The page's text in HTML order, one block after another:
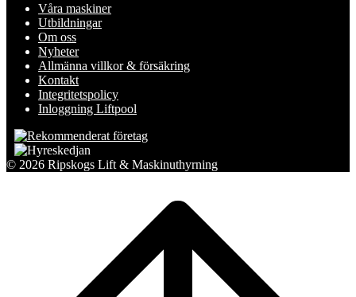
Våra maskiner
Utbildningar
Om oss
Nyheter
Allmänna villkor & försäkring
Kontakt
Integritetspolicy
Inloggning Liftpool
© 2026 Ripskogs Lift & Maskinuthyrning